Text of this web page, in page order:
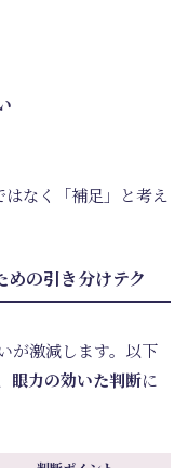
なく「補足」と考え
の引き分けテク
が激減します。以下
眼力の効いた判断に